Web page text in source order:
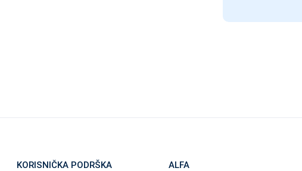
KORISNIČKA PODRŠKA ALFA